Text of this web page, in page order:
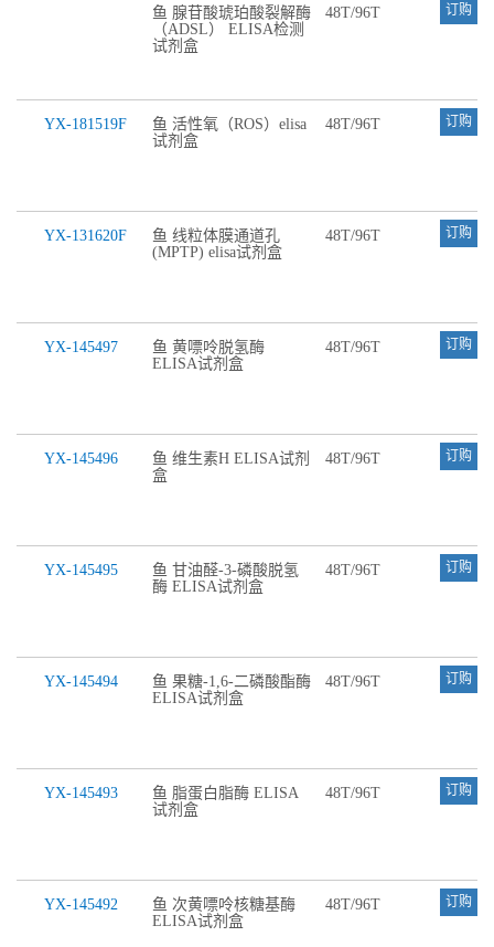
鱼 腺苷酸琥珀酸裂解酶
（ADSL） ELISA检测
试剂盒
48T/96T 订购
YX-181519F
鱼 活性氧（ROS）elisa
试剂盒
48T/96T 订购
YX-131620F
鱼 线粒体膜通道孔
(MPTP) elisa试剂盒
48T/96T 订购
YX-145497
鱼 黄嘌呤脱氢酶
ELISA试剂盒
48T/96T 订购
YX-145496
鱼 维生素H ELISA试剂
盒
48T/96T 订购
YX-145495
鱼 甘油醛-3-磷酸脱氢
酶 ELISA试剂盒
48T/96T 订购
YX-145494
鱼 果糖-1,6-二磷酸酯酶
ELISA试剂盒
48T/96T 订购
YX-145493
鱼 脂蛋白脂酶 ELISA
试剂盒
48T/96T 订购
YX-145492
鱼 次黄嘌呤核糖基酶
ELISA试剂盒
48T/96T 订购